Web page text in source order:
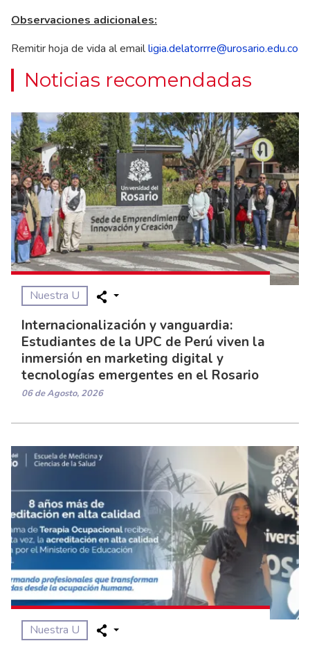
Observaciones adicionales:
Remitir hoja de vida al emailligia.delatorrre@urosario.edu.co
Noticias recomendadas
Nuestra U
Internacionalización y vanguardia:
Estudiantes de la UPC de Perú viven la
inmersión en marketing digital y
tecnologías emergentes en el Rosario
06 de Agosto, 2026
Nuestra U